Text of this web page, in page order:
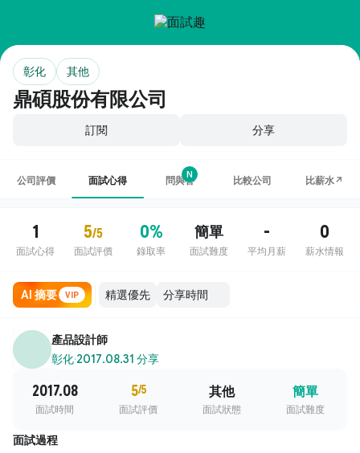
鼎碩股份有限公司
彰化 其他
訂閱 分享
公司評價 面試心得 問與答
N
比較公司 比薪水↗
1
面試心得
5/5
面試評價
0%
錄取率
簡單
面試難度
-
平均月薪
0
薪水情報
AI 摘要 VIP
產品設計師
彰化·2017.08.31 分享
2017.08
面試時間
5/5
面試評價
其他
面試狀態
簡單
面試難度
面試過程